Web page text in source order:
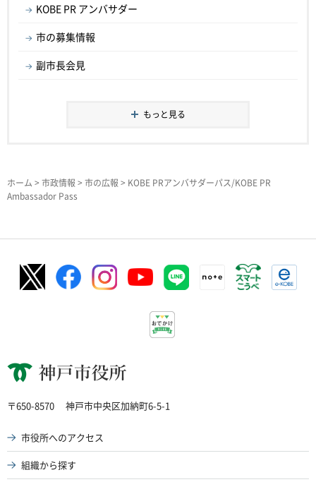
KOBE PR アンバサダー
市の募集情報
副市長会見
もっと見る
ホーム > 市政情報 > 市の広報 > KOBE PRアンバサダーパス/KOBE PR
Ambassador Pass
神戸市役所
〒650-8570 神戸市中央区加納町6-5-1
市役所へのアクセス
組織から探す